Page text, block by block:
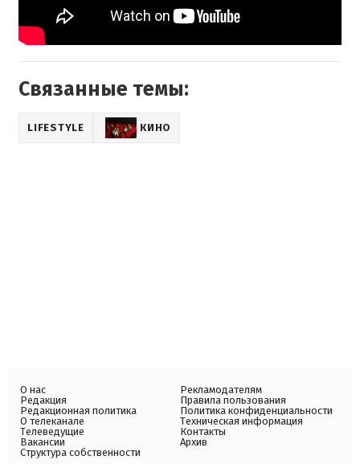
Связанные темы:
LIFESTYLE КИНО
О нас
Редакция
Редакционная политика
О телеканале
Телеведущие
Вакансии
Структура собственности
Рекламодателям
Правила пользования
Политика конфиденциальности
Техническая информация
Контакты
Архив